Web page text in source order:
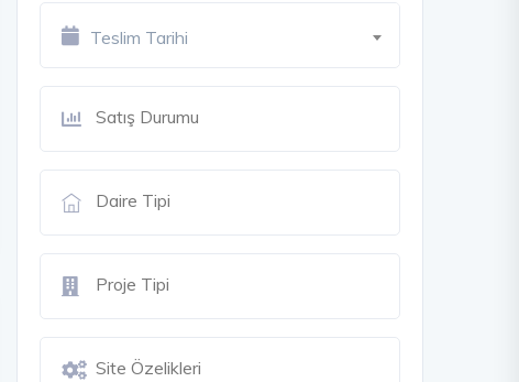
Teslim Tarihi